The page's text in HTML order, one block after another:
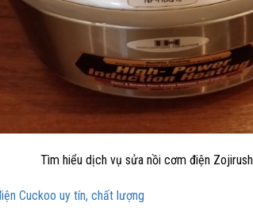
Tìm hiểu dịch vụ sửa nồi cơm điện
Cuckoo uy tín, chất lượng